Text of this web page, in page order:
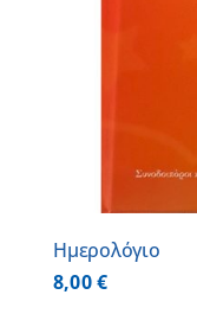
Ημερολόγιο
8,00€